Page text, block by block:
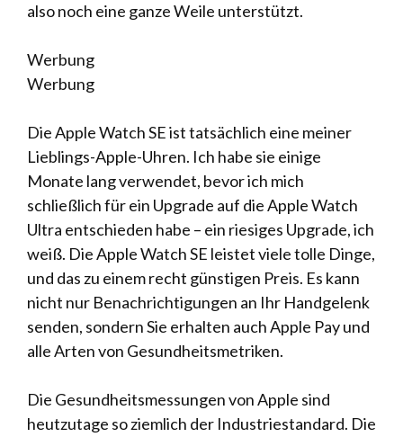
also noch eine ganze Weile unterstützt.
Werbung
Werbung
Die Apple Watch SE ist tatsächlich eine meiner
Lieblings-Apple-Uhren. Ich habe sie einige
Monate lang verwendet, bevor ich mich
schließlich für ein Upgrade auf die Apple Watch
Ultra entschieden habe – ein riesiges Upgrade, ich
weiß. Die Apple Watch SE leistet viele tolle Dinge,
und das zu einem recht günstigen Preis. Es kann
nicht nur Benachrichtigungen an Ihr Handgelenk
senden, sondern Sie erhalten auch Apple Pay und
alle Arten von Gesundheitsmetriken.
Die Gesundheitsmessungen von Apple sind
heutzutage so ziemlich der Industriestandard. Die